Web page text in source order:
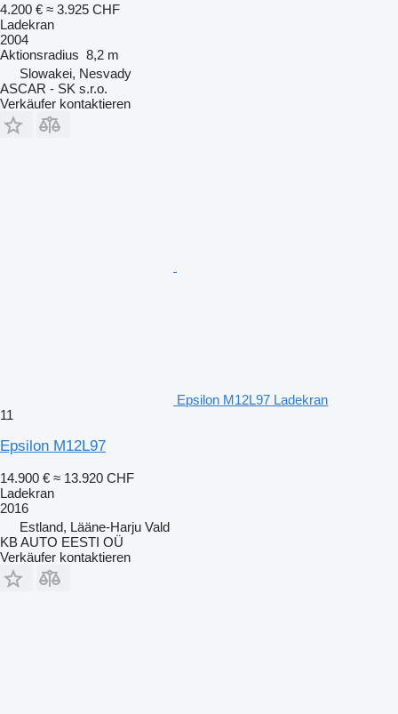
4.200 € ≈ 3.925 CHF
Ladekran
2004
Aktionsradius 8,2 m
Slowakei, Nesvady
ASCAR - SK s.r.o.
Verkäufer kontaktieren
Epsilon M12L97 Ladekran
11
Epsilon M12L97
14.900 € ≈ 13.920 CHF
Ladekran
2016
Estland, Lääne-Harju Vald
KB AUTO EESTI OÜ
Verkäufer kontaktieren